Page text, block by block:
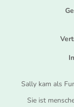
Sally kam als
Sie ist